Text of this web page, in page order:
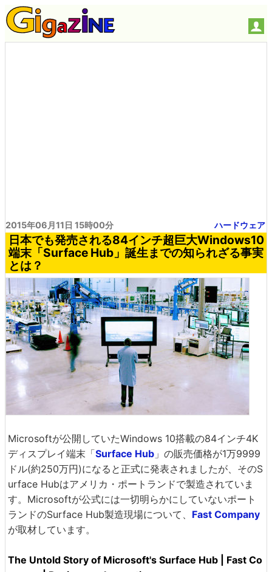
2015年06月11日 15時00分 ハードウェア
日本でも発売される84インチ超巨大Windows10
端末「Surface Hub」誕生までの知られざる事実
とは？
Microsoftが公開していたWindows 10搭載の84インチ4K
ディスプレイ端末「Surface Hub 」の販売価格が1万9999
ドル(約250万円)になると正式に発表されましたが、そのS
urface Hubはアメリカ・ポートランドで製造されていま
す。Microsoftが公式には一切明らかにしていないポート
ランドのSurface Hub製造現場について、 Fast Company
が取材しています。
The Untold Story of Microsoft's Surface Hub | Fast Co